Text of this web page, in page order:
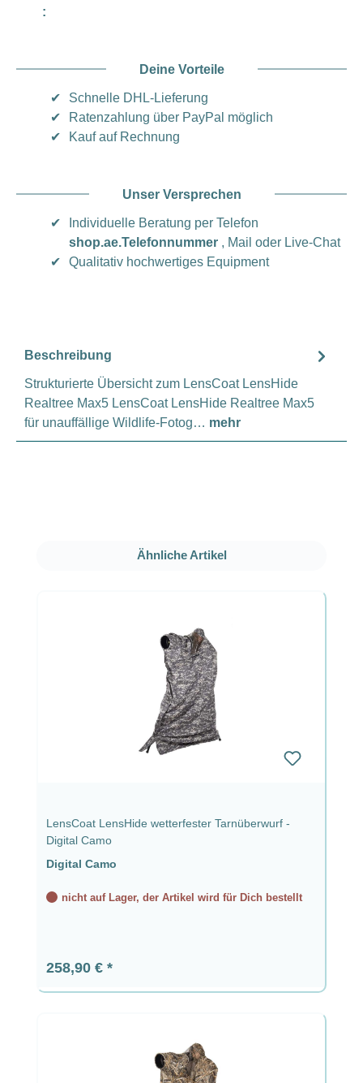
:
Deine Vorteile
✔
Schnelle DHL-Lieferung
✔
Ratenzahlung über PayPal möglich
✔
Kauf auf Rechnung
Unser Versprechen
✔
Individuelle Beratung per Telefon
shop.ae.Telefonnummer , Mail oder Live-Chat
✔
Qualitativ hochwertiges Equipment
Beschreibung
Strukturierte Übersicht zum LensCoat LensHide
Realtree Max5 LensCoat LensHide Realtree Max5
für unauffällige Wildlife-Fotog… mehr
Produktgalerie überspringen
Ähnliche Artikel
LensCoat LensHide wetterfester Tarnüberwurf -
Digital Camo
Digital Camo
nicht auf Lager, der Artikel wird für Dich bestellt
Regulärer Preis:
258,90 €